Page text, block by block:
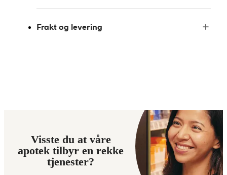
Frakt og levering
Visste du at våre
apotek tilbyr en rekke
tjenester?